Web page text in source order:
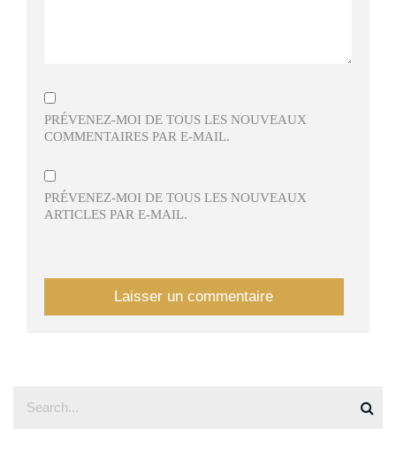
PRÉVENEZ-MOI DE TOUS LES NOUVEAUX
COMMENTAIRES PAR E-MAIL.
PRÉVENEZ-MOI DE TOUS LES NOUVEAUX
ARTICLES PAR E-MAIL.